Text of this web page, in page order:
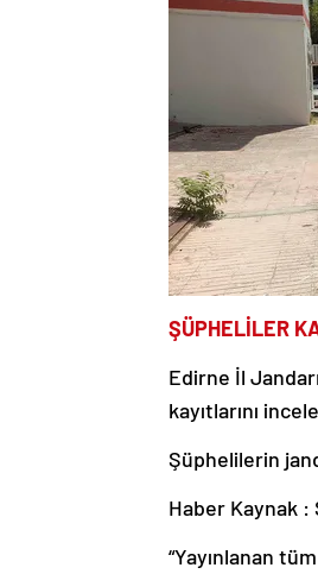
ŞÜPHELİLER
Edirne İl
kayıtlarını
Şüphelilerin
Haber Kaynak :
“Yayınlanan